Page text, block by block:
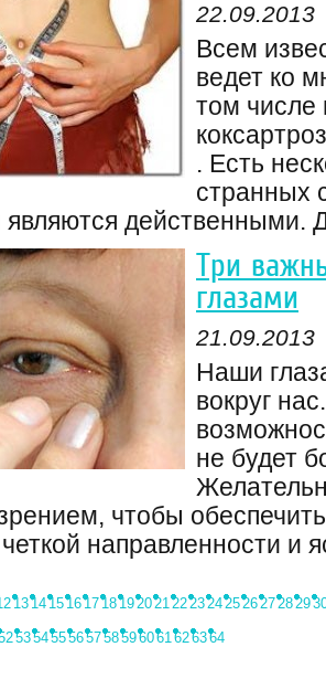
22.09.2013
Всем
ведет ко
том числе
. Есть
странных
являются действенными.
Три
глазами
21.09.2013
Наши
вокруг
не будет
чтобы
направленности и
1314151617181920212223242526272829
535455565758596061626364